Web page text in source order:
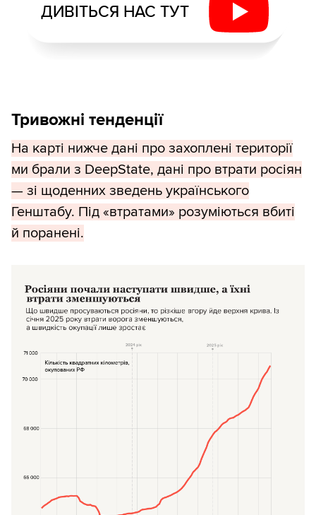
ДИВІТЬСЯ НАС ТУТ
Тривожні тенденції
На карті нижче дані про захоплені території
ми брали з DeepState, дані про втрати росіян
— зі щоденних зведень українського
Генштабу. Під «втратами» розуміються вбиті
й поранені.